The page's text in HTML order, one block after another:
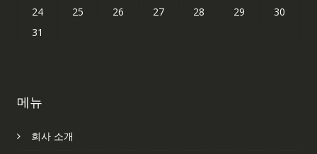
24
25 26 27 28 29
30
31
메뉴
회사 소개